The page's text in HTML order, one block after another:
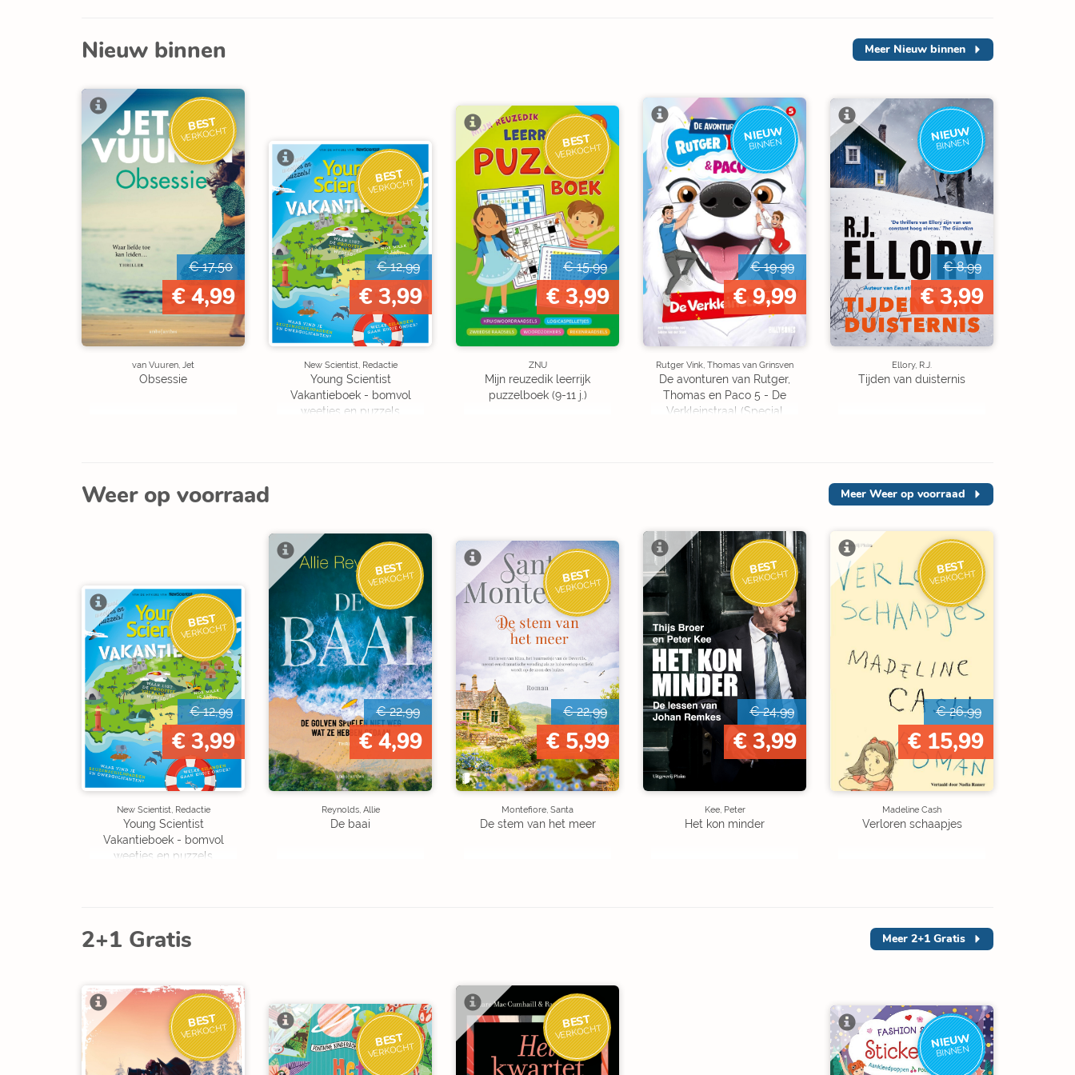
Nieuw binnen Meer Nieuw binnen
BEST
VERKOCHT
€ 17,50
€ 4,99
van Vuuren, Jet
Obsessie
BEST
VERKOCHT
€ 12,99
€ 3,99
New Scientist, Redactie
Young Scientist
Vakantieboek - bomvol
weetjes en puzzels
BEST
VERKOCHT
€ 15,99
€ 3,99
ZNU
Mijn reuzedik leerrijk
puzzelboek (9-11 j.)
NIEUW
BINNEN
€ 19,99
€ 9,99
Rutger Vink, Thomas van Grinsven
De avonturen van Rutger,
Thomas en Paco 5 - De
Verkleinstraal (Special
NIEUW
BINNEN
€ 8,99
€ 3,99
Ellory, R.J.
Tijden van duisternis
Weer op voorraad Meer Weer op voorraad
BEST
VERKOCHT
€ 12,99
€ 3,99
New Scientist, Redactie
Young Scientist
Vakantieboek - bomvol
weetjes en puzzels
BEST
VERKOCHT
€ 22,99
€ 4,99
Reynolds, Allie
De baai
BEST
VERKOCHT
€ 22,99
€ 5,99
Montefiore, Santa
De stem van het meer
BEST
VERKOCHT
€ 24,99
€ 3,99
Kee, Peter
Het kon minder
BEST
VERKOCHT
€ 26,99
€ 15,99
Madeline Cash
Verloren schaapjes
2+1 Gratis Meer 2+1 Gratis
BEST
VERKOCHT BEST
VERKOCHT
BEST
VERKOCHT NIEUW
BINNEN